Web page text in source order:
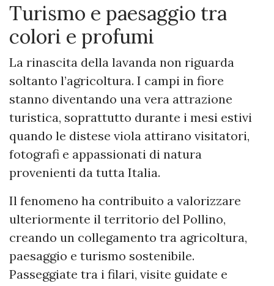
Turismo e paesaggio tra
colori e profumi
La rinascita della lavanda non riguarda
soltanto l’agricoltura. I campi in fiore
stanno diventando una vera attrazione
turistica, soprattutto durante i mesi estivi
quando le distese viola attirano visitatori,
fotografi e appassionati di natura
provenienti da tutta Italia.
Il fenomeno ha contribuito a valorizzare
ulteriormente il territorio del Pollino,
creando un collegamento tra agricoltura,
paesaggio e turismo sostenibile.
Passeggiate tra i filari, visite guidate e